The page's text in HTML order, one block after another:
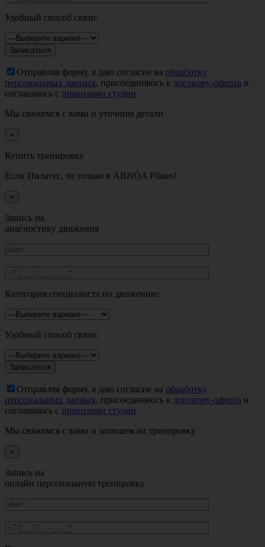
Удобный способ связи:
Отправляя форму, я даю согласие на обработку
персональных данных, присоединяюсь к договору-оферта и
соглашаюсь с правилами студии
Мы свяжемся с вами и уточним детали
×
Купить тренировку
Если Пилатес, то только в ARNÓA Pilates!
×
Запись на
диагностику движения
Категория специалиста по движению:
Удобный способ связи:
Отправляя форму, я даю согласие на обработку
персональных данных, присоединяюсь к договору-оферта и
соглашаюсь с правилами студии
Мы свяжемся с вами и запишем на тренировку
×
Запись на
онлайн персональную тренировку